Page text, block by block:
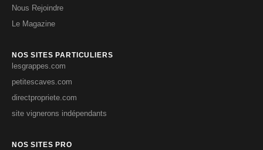
Nous Rejoindre
Le Magazine
NOS SITES PARTICULIERS
lesgrappes.com
petitescaves.com
directpropriete.com
site vignerons indépendants
NOS SITES PRO